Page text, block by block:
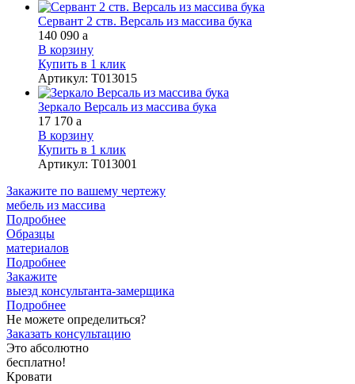
Сервант 2 ств. Версаль из массива бука
140 090 a
В корзину
Купить в 1 клик
Артикул: Т013015
Зеркало Версаль из массива бука
17 170 a
В корзину
Купить в 1 клик
Артикул: Т013001
Закажите по вашему чертежу
мебель из массива
Подробнее
Образцы
материалов
Подробнее
Закажите
выезд консультанта-замерщика
Подробнее
Не можете определиться?
Заказать консультацию
Это абсолютно
бесплатно!
Кровати